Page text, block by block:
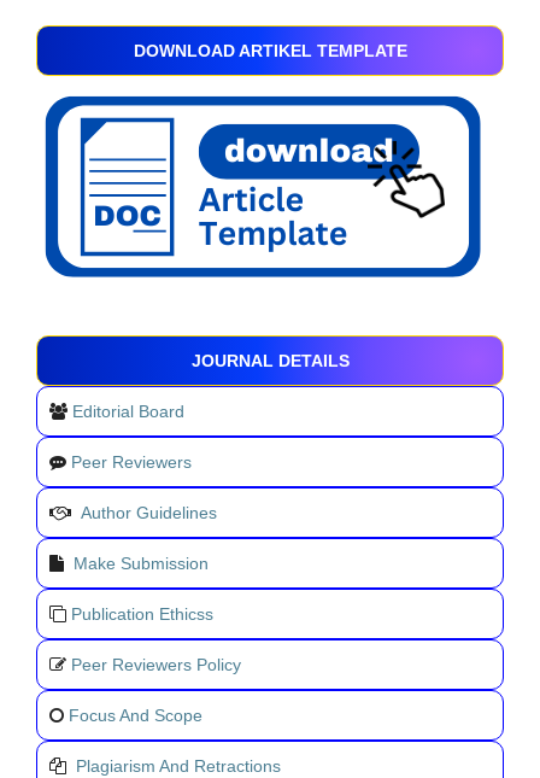
DOWNLOAD ARTIKEL TEMPLATE
JOURNAL DETAILS
Editorial Board
Peer Reviewers
Author Guidelines
Make Submission
Publication Ethicss
Peer Reviewers Policy
Focus And Scope
Plagiarism And Retractions